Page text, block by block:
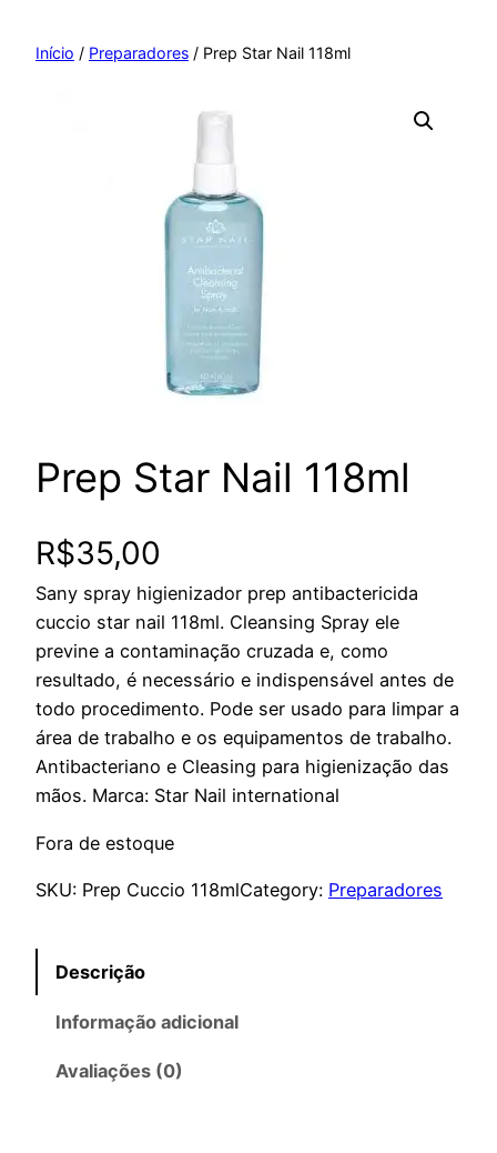
paraInício / Preparadores / Prep Star Nail 118ml
Prep Star Nail 118ml
R$35,00
Sany spray higienizador prep antibactericida
cuccio star nail 118ml. Cleansing Spray ele
previne a contaminação cruzada e, como
resultado, é necessário e indispensável antes de
todo procedimento. Pode ser usado para limpar a
área de trabalho e os equipamentos de trabalho.
Antibacteriano e Cleasing para higienização das
mãos. Marca: Star Nail international
Fora de estoque
SKU: Prep Cuccio 118mlCategory: Preparadores
Descrição
Informação adicional
Avaliações (0)